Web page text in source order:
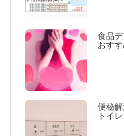
食品デ
おす
便秘
トイ